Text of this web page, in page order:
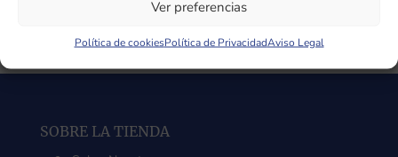
Ver preferencias
Política de cookiesPolítica de PrivacidadAviso Legal
SOBRE LA TIENDA